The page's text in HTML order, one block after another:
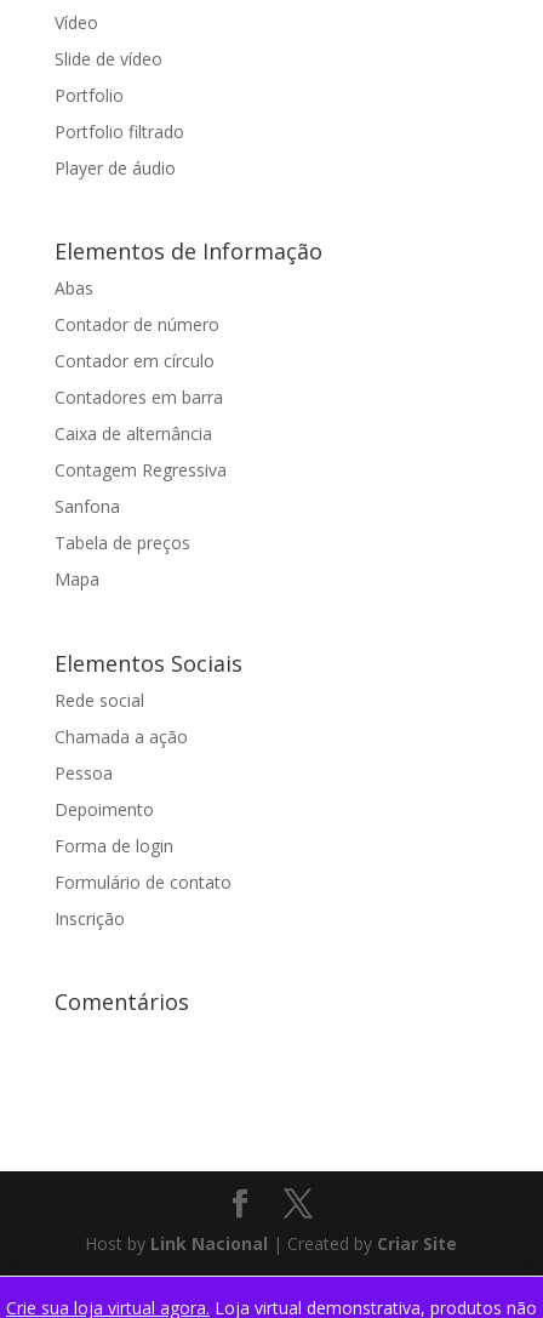
Crie sua loja virtual agora. Loja virtual demonstrativa, produtos não
Vídeo
Slide de vídeo
Portfolio
Portfolio filtrado
Player de áudio
Elementos de Informação
Abas
Contador de número
Contador em círculo
Contadores em barra
Caixa de alternância
Contagem Regressiva
Sanfona
Tabela de preços
Mapa
Elementos Sociais
Rede social
Chamada a ação
Pessoa
Depoimento
Forma de login
Formulário de contato
Inscrição
Comentários
Host by Link Nacional | Created by Criar Site